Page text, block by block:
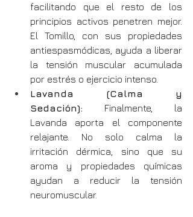
facilitando que el resto de los
principios activos penetren mejor.
El Tomillo, con sus propiedades
antiespasmódicas, ayuda a liberar
la tensión muscular acumulada
por estrés o ejercicio intenso.
Lavanda (Calma y
Sedación): Finalmente, la
Lavanda aporta el componente
relajante. No solo calma la
irritación dérmica, sino que su
aroma y propiedades químicas
ayudan a reducir la tensión
neuromuscular.